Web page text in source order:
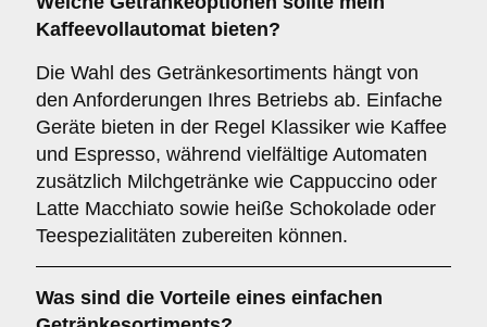
Kaffeevollautomat bieten?
Die Wahl des Getränkesortiments hängt von
den Anforderungen Ihres Betriebs ab. Einfache
Geräte bieten in der Regel Klassiker wie Kaffee
und Espresso, während vielfältige Automaten
zusätzlich Milchgetränke wie Cappuccino oder
Latte Macchiato sowie heiße Schokolade oder
Teespezialitäten zubereiten können.
Was sind die Vorteile eines einfachen